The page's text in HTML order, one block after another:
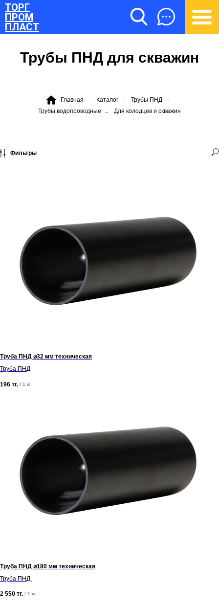
ТОРГ
ПРОМ
ПЛАСТ
(700) 730-70-73
Трубы ПНД для скважин
Главная → Каталог → Трубы ПНД →
Трубы водопроводные → Для колодцев и скважин
Фильтры
Труба ПНД ⌀32 мм техническая
Труба ПНД
196 тг. / 1 м
Труба ПНД ⌀180 мм техническая
Труба ПНД
2 550 тг. / 1 м